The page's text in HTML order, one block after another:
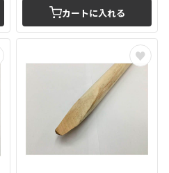
カートに入れる